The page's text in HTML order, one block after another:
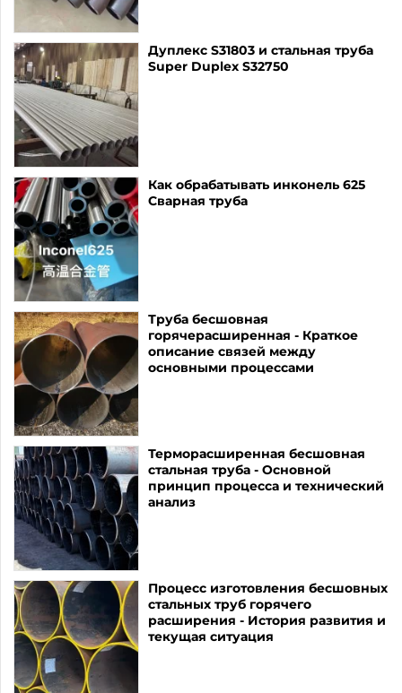
Дуплекс S31803 и стальная труба
Super Duplex S32750
Как обрабатывать инконель 625
Сварная труба
Труба бесшовная
горячерасширенная - Краткое
описание связей между
основными процессами
Терморасширенная бесшовная
стальная труба - Основной
принцип процесса и технический
анализ
Процесс изготовления бесшовных
стальных труб горячего
расширения - История развития и
текущая ситуация